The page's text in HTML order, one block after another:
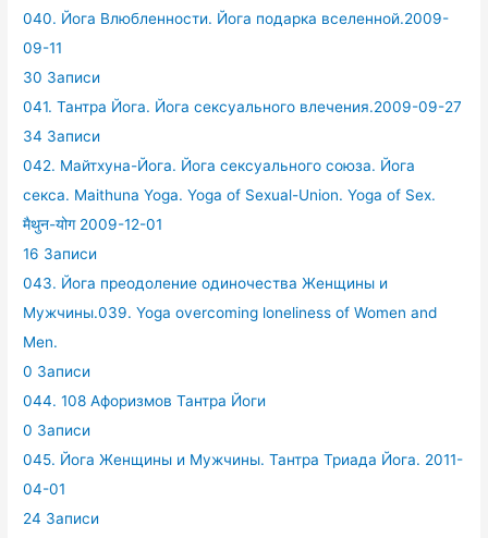
040. Йога Влюбленности. Йога подарка вселенной.2009-
09-11
30 Записи
041. Тантра Йога. Йога сексуального влечения.2009-09-27
34 Записи
042. Майтхуна-Йога. Йога сексуального союза. Йога
секса. Maithuna Yoga. Yoga of Sexual-Union. Yoga of Sex.
मैथुन-योग 2009-12-01
16 Записи
043. Йога преодоление одиночества Женщины и
Мужчины.039. Yoga overcoming loneliness of Women and
Men.
0 Записи
044. 108 Афоризмов Тантра Йоги
0 Записи
045. Йога Женщины и Мужчины. Тантра Триада Йога. 2011-
04-01
24 Записи